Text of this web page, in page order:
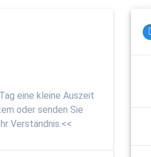
eine kleine Auszeit
oder senden Sie
Verständnis.<<